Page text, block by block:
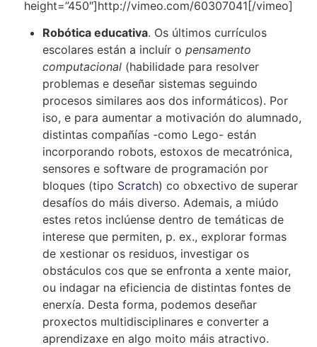
height=”450″]http://vimeo.com/60307041[/vimeo]
Robótica educativa. Os últimos currículos
escolares están a incluír o pensamento
computacional (habilidade para resolver
problemas e deseñar sistemas seguindo
procesos similares aos dos informáticos). Por
iso, e para aumentar a motivación do alumnado,
distintas compañías -como Lego- están
incorporando robots, estoxos de mecatrónica,
sensores e software de programación por
bloques (tipo Scratch) co obxectivo de superar
desafíos do máis diverso. Ademais, a miúdo
estes retos inclúense dentro de temáticas de
interese que permiten, p. ex., explorar formas
de xestionar os residuos, investigar os
obstáculos cos que se enfronta a xente maior,
ou indagar na eficiencia de distintas fontes de
enerxía. Desta forma, podemos deseñar
proxectos multidisciplinares e converter a
aprendizaxe en algo moito máis atractivo.